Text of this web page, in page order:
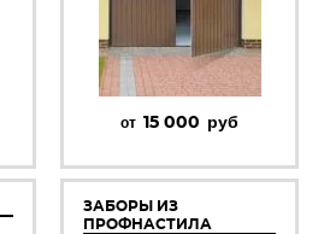
от 15 000 руб
ЗАБОРЫ ИЗ
ПРОФНАСТИЛА